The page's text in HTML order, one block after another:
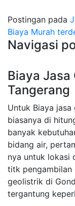
Postingan pada
Biaya Murah
Navigasi
Biaya Jasa
Tangerang
Untuk Biaya
biasanya di
banyak
bidang air,
nya untuk lokasi
titk pengambilan
geolistrik di
tergantung